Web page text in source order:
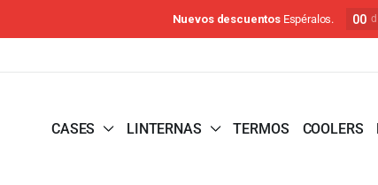
Nuevos descuentos Espéralos. 00 d
CASES LINTERNAS TERMOS COOLERS